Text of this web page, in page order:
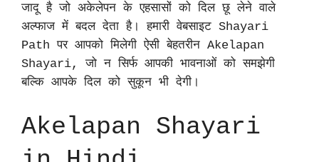
जादू है जो अकेलेपन के एहसासों को दिल छू लेने वाले
अल्फाज में बदल देता है। हमारी वेबसाइट Shayari
Path पर आपको मिलेगी ऐसी बेहतरीन Akelapan
Shayari, जो न सिर्फ आपकी भावनाओं को समझेगी
बल्कि आपके दिल को सुकून भी देगी।
Akelapan Shayari